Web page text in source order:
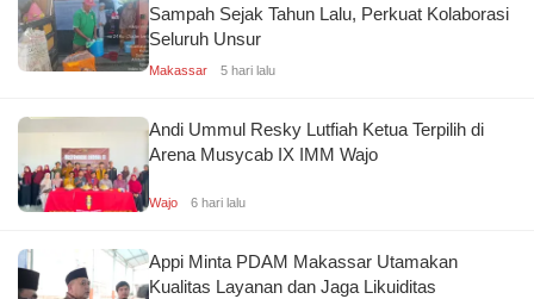
Sampah Sejak Tahun Lalu, Perkuat Kolaborasi
Seluruh Unsur
Makassar 5 hari lalu
Andi Ummul Resky Lutfiah Ketua Terpilih di
Arena Musycab IX IMM Wajo
Wajo 6 hari lalu
Appi Minta PDAM Makassar Utamakan
Kualitas Layanan dan Jaga Likuiditas